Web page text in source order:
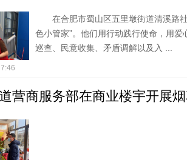
在合肥市蜀山区五里墩街道清溪路
色小管家”。他们用行动践行使命，用
巡查、民意收集、矛盾调解以及入 ...
营商服务部在商业楼宇开展